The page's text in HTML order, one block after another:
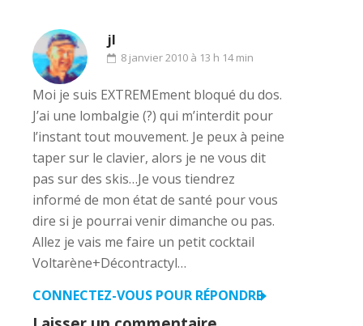
jl
8 janvier 2010 à 13 h 14 min
Moi je suis EXTREMEment bloqué du dos.
J’ai une lombalgie (?) qui m’interdit pour
l’instant tout mouvement. Je peux à peine
taper sur le clavier, alors je ne vous dit
pas sur des skis…Je vous tiendrez
informé de mon état de santé pour vous
dire si je pourrai venir dimanche ou pas.
Allez je vais me faire un petit cocktail
Voltarène+Décontractyl…
CONNECTEZ-VOUS POUR RÉPONDRE